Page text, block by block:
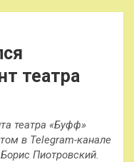
театра
театра «Буфф»
в Telegram-канале
Пиотровский.